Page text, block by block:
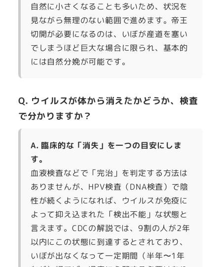
自然に小さくなることも多いため、状況を
見ながら無理のない範囲で進めます。帝王
切開が必要になるのは、いぼが産道を塞い
でしまうほど巨大な場合に限られ、基本的
には自然分娩が可能です。
Q. ウイルスが体から消えたかどうか、検査
で分かりますか？
A. 臨床的な「消失」を一つの目安にしま
す。
血液検査などで「完治」を判定する方法は
ありませんが、HPV検査（DNA検査）で陰
性が続くようになれば、ウイルスが免疫に
よって抑え込まれた「検出不能」な状態と
言えます。CDCの解説では、9割の人が2年
以内にこの状態に到達するとされており、
いぼが出なくなって一定期間（半年〜1年